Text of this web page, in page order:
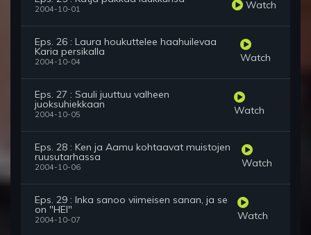
2004-10-01 Watch
Eps. 26 : Laura houkuttelee haahuilevaa
Karia persikalla
2004-10-04 Watch
Eps. 27 : Sauli juuttuu valheen
juoksuhiekkaan
2004-10-05 Watch
Eps. 28 : Ken ja Aamu kohtaavat muistojen
ruusutarhassa
2004-10-06 Watch
Eps. 29 : Inka sanoo viimeisen sanan, ja se
on "HEI"
2004-10-07 Watch